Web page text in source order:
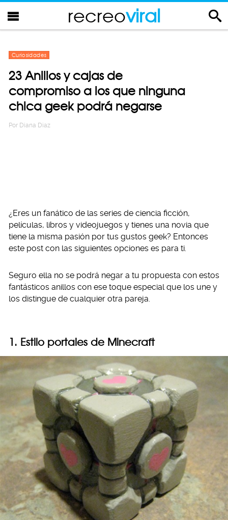
recreoviral
Curiosidades
23 Anillos y cajas de
compromiso a los que ninguna
chica geek podrá negarse
Por Diana Diaz
¿Eres un fanático de las series de ciencia ficción,
películas, libros y videojuegos y tienes una novia que
tiene la misma pasión por tus gustos geek? Entonces
este post con las siguientes opciones es para ti.
Seguro ella no se podrá negar a tu propuesta con estos
fantásticos anillos con ese toque especial que los une y
los distingue de cualquier otra pareja.
1. Estilo portales de Minecraft